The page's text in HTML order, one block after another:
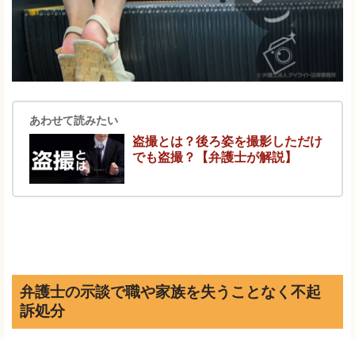
あわせて読みたい
盗撮とは？後ろ姿を撮影しただけ
でも盗撮？【弁護士が解説】
弁護士の示談で職や家族を失うことなく不起
訴処分